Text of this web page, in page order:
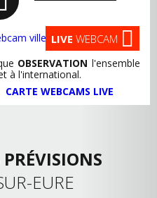
LIVE WEBCAM
OBSERVATION l'ensemble
à l'international.
CARTE WEBCAMS LIVE
EURE